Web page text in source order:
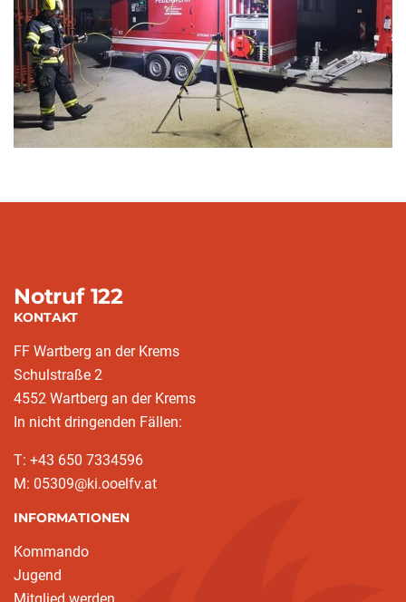
Notruf 122
KONTAKT
FF Wartberg an der Krems
Schulstraße 2
4552 Wartberg an der Krems
In nicht dringenden Fällen:
T: +43 650 7334596
M: 05309@ki.ooelfv.at
INFORMATIONEN
Kommando
Jugend